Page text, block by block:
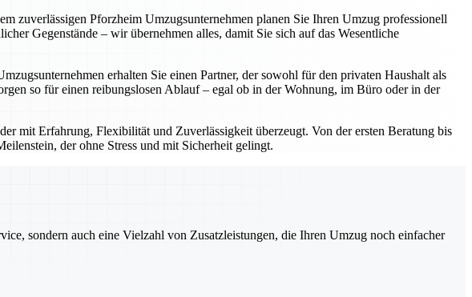
zuverlässigen Pforzheim Umzugsunternehmen planen Sie Ihren Umzug professionell
Gegenstände – wir übernehmen alles, damit Sie sich auf das Wesentliche
erhalten Sie einen Partner, der sowohl für den privaten Haushalt als
so für einen reibungslosen Ablauf – egal ob in der Wohnung, im Büro oder in der
mit Erfahrung, Flexibilität und Zuverlässigkeit überzeugt. Von der ersten Beratung bis
der ohne Stress und mit Sicherheit gelingt.
sondern auch eine Vielzahl von Zusatzleistungen, die Ihren Umzug noch einfacher